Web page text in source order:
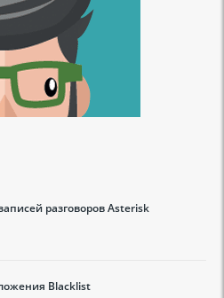
разговоров Asterisk
Blacklist